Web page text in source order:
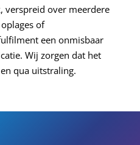
verspreid over meerdere
of
een onmisbaar
Wij zorgen dat het
qua uitstraling.